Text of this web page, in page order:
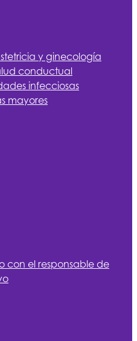
y ginecología
conductual
infecciosas
mayores
con el responsable de